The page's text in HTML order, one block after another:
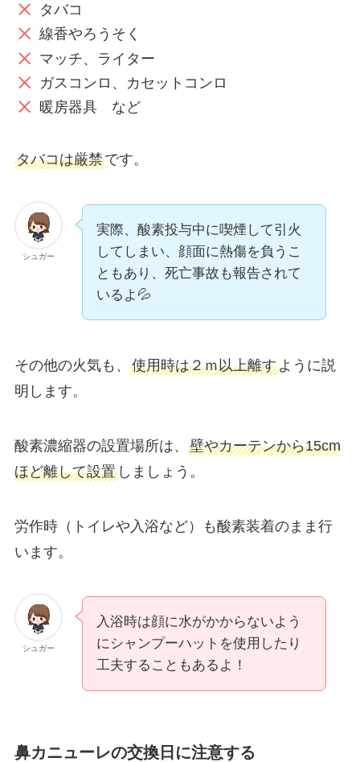
タバコ
線香やろうそく
マッチ、ライター
ガスコンロ、カセットコンロ
暖房器具 など
タバコは厳禁です。
シュガー
実際、酸素投与中に喫煙して引火
してしまい、顔面に熱傷を負うこ
ともあり、死亡事故も報告されて
いるよ💦
その他の火気も、 使用時は２ｍ以上離すように説
明します。
酸素濃縮器の設置場所は、 壁やカーテンから15cm
ほど離して設置しましょう。
労作時（トイレや入浴など）も酸素装着のまま行
います。
シュガー
入浴時は顔に水がかからないよう
にシャンプーハットを使用したり
工夫することもあるよ！
鼻カニューレの交換日に注意する